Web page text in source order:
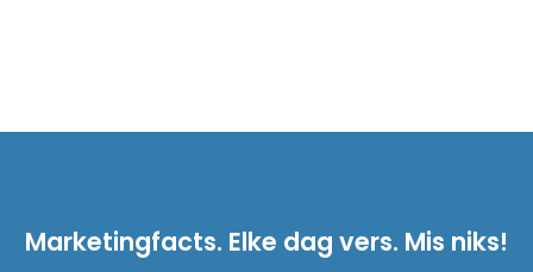
Marketingfacts. Elke dag vers. Mis niks!